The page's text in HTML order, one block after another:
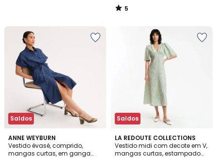
5
/
Saldos
ANNE WEYBURN
Vestido évasé, comprido,
mangas curtas, em ganga
4,3
/ 5
Saldos
LA REDOUTE COLLECTIONS
Vestido midi com decote em V,
mangas curtas, estampado
4,7
/ 5